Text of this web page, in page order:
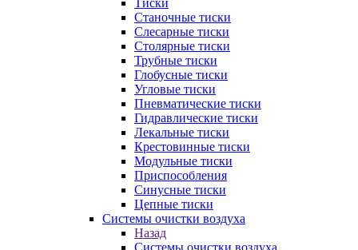
Тиски
Станочные тиски
Слесарные тиски
Столярные тиски
Трубные тиски
Глобусные тиски
Угловые тиски
Пневматические тиски
Гидравлические тиски
Лекальные тиски
Крестовинные тиски
Модульные тиски
Приспособления
Синусные тиски
Цепные тиски
Системы очистки воздуха
Назад
Системы очистки воздуха